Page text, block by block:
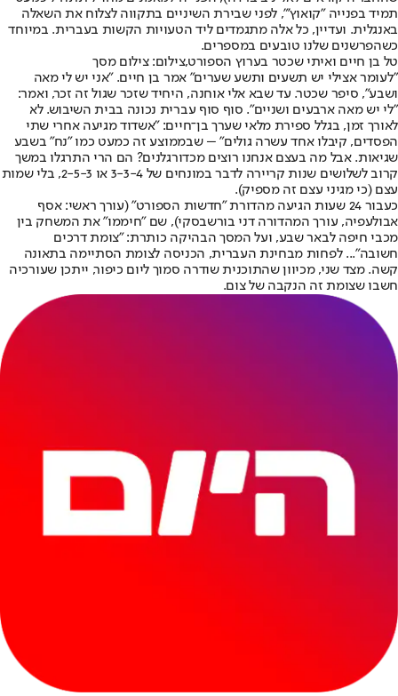
תמיד בפנייה "קואוץ'", לפני שבירת השיניים בתקווה לצלוח את השאלה
באנגלית. ועדיין, כל אלה מתגמדים ליד הטעויות הקשות בעברית. במיוחד
כשהפרשנים שלנו טובעים במספרים.
טל בן חיים ואיתי שכטר בערוץ הספורט,צילום: צילום מסך
"לעומר אצילי יש תשעים ותשע שערים" אמר בן חיים. "אני יש לי מאה
ושבע", סיפר שכטר. עד שבא אלי אוחנה, היחיד שזכר שגול זה זכר, ואמר:
"לי יש מאה ארבעים ושניים". סוף סוף עברית נכונה בבית השיבוש. לא
לאורך זמן, בגלל ספירת מלאי שערך בן־חיים: "אשדוד מגיעה אחרי שתי
הפסדים, קיבלו אחד עשרה גולים" – שבממוצע זה כמעט כמו "נח" בשבע
שגיאות. אבל מה בעצם אנחנו רוצים מכדורגלנים? הם הרי התרגלו במשך
קרוב לשלושים שנות קריירה לדבר במונחים של 3-3-4 או 2-5-3, בלי שמות
עצם (כי מגיני עצם זה מספיק).
כעבור 24 שעות הגיעה מהדורת "חדשות הספורט" (עורך ראשי: אסף
אבולעפיה, עורך המהדורה דני בורשבסקי), שם "חיממו" את המשחק בין
מכבי חיפה לבאר שבע, ועל המסך הבהיקה כותרת: "צומת דרכים
חשובה"... לפחות מבחינת העברית, הכניסה לצומת הסתיימה בתאונה
קשה. מצד שני, מכיוון שהתוכנית שודרה סמוך ליום כיפור, ייתכן שעורכיה
חשבו שצומת זה הנקבה של צום.